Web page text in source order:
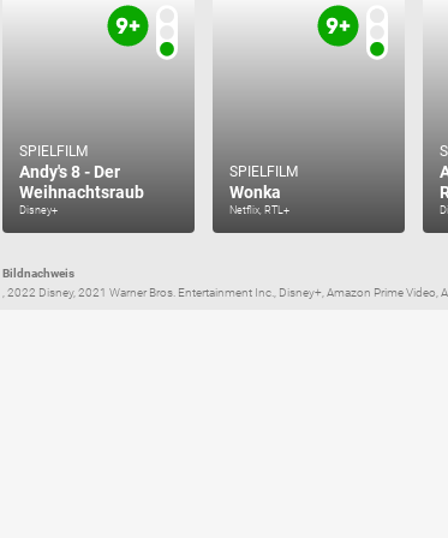
SPIELFILM
Andy's 8 - Der
Weihnachtsraub
Disney+
SPIELFILM
Wonka
Netflix, RTL+
Bildnachweis
, 2022 Disney, 2021 Warner Bros. Entertainment Inc., Disney+, Amazon Prime Video,